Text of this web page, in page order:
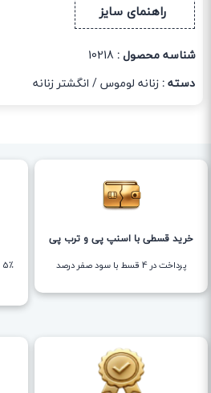
راهنمای سایز
شناسه محصول : 10218
دسته :زنانه لوموس/ انگشتر زنانه
خرید قسطی با اسنپ پی و ترب پی
پرداخت در 4 قسط با سود صفر درصد